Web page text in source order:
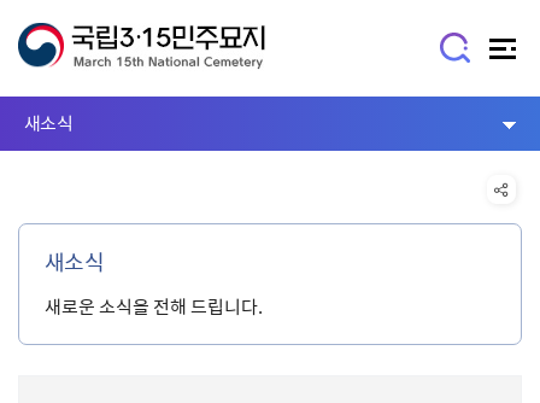
새소식
새소식
새로운 소식을 전해 드립니다.